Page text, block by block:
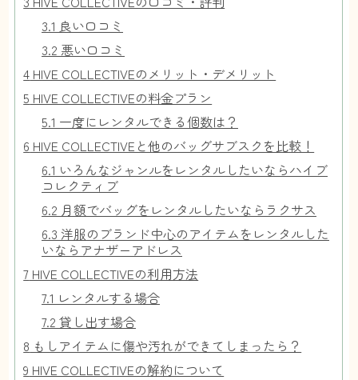
3.1 良い口コミ
3.2 悪い口コミ
4 HIVE COLLECTIVEのメリット・デメリット
5 HIVE COLLECTIVEの料金プラン
5.1 一度にレンタルできる個数は？
6 HIVE COLLECTIVEと他のバッグサブスクを比較！
6.1 いろんなジャンルをレンタルしたいならハイブ
コレクティブ
6.2 月額でバッグをレンタルしたいならラクサス
6.3 洋服のブランド中心のアイテムをレンタルした
いならアナザーアドレス
7 HIVE COLLECTIVEの利用方法
7.1 レンタルする場合
7.2 貸し出す場合
8 もしアイテムに傷や汚れができてしまったら？
9 HIVE COLLECTIVEの解約について